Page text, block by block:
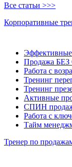
Все статьи >>>
Корпоративные
Продажа
Работа с
Тренинг
Тренинг
Активные
СПИН
Работа с
Тайм
Тренер по